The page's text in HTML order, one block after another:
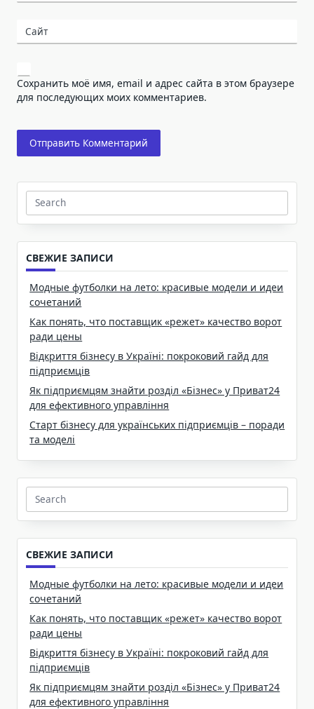
Сайт
Сохранить моё имя, email и адрес сайта в этом браузере
для последующих моих комментариев.
Search
for:
СВЕЖИЕ ЗАПИСИ
Модные футболки на лето: красивые модели и идеи
сочетаний
Как понять, что поставщик «режет» качество ворот
ради цены
Відкриття бізнесу в Україні: покроковий гайд для
підприємців
Як підприємцям знайти розділ «Бізнес» у Приват24
для ефективного управління
Старт бізнесу для українських підприємців – поради
та моделі
Search
for:
СВЕЖИЕ ЗАПИСИ
Модные футболки на лето: красивые модели и идеи
сочетаний
Как понять, что поставщик «режет» качество ворот
ради цены
Відкриття бізнесу в Україні: покроковий гайд для
підприємців
Як підприємцям знайти розділ «Бізнес» у Приват24
для ефективного управління